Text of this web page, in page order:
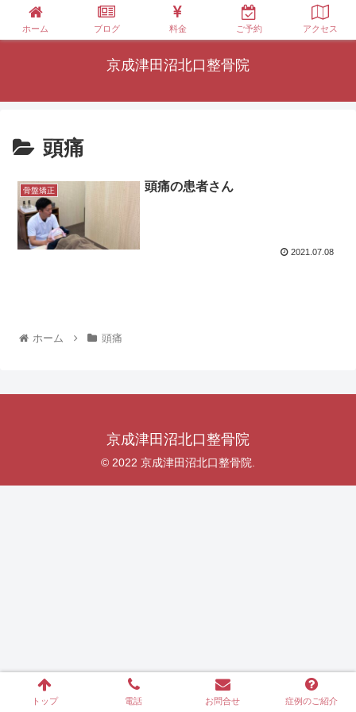
京成津田沼北口整骨院
頭痛
骨盤矯正 頭痛の患者さん
2021.07.08
ホーム 頭痛
京成津田沼北口整骨院
© 2022 京成津田沼北口整骨院.
ホーム ブログ 料金 ご予約 アクセス
トップ 電話 お問合せ 症例のご紹介